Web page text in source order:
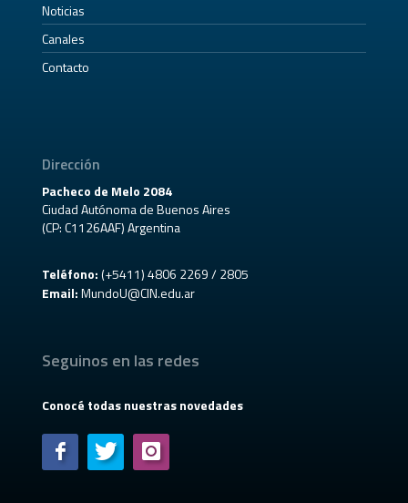
Noticias
Canales
Contacto
Dirección
Pacheco de Melo 2084
Ciudad Autónoma de Buenos Aires
(CP: C1126AAF) Argentina
Teléfono:(+5411) 4806 2269 / 2805
Email: MundoU@CIN.edu.ar
Seguinos en las redes
Conocé todas nuestras novedades